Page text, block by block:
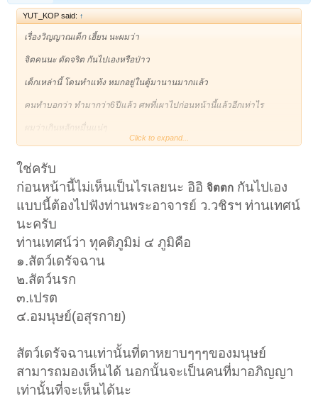
YUT_KOP said: ↑
เรื่องวิญญาณเด็ก เฮี้ยน นะผมว่า
จิตคนนะ ดัดจริต กันไปเองหรือป่าว
เด็กเหล่านี้ โดนทำแท้ง หมกอยู่ในตู้มานานมากแล้ว
คนทำบอกว่า ทำมากว่า6ปีแล้ว ศพที่เผาไปก่อนหน้านี้แล้วอีกเท่าไร
ผมว่าเกินหลักหมื่นแน่ๆ
แต่ว่า ความแตกสะก่อน
ก่อนจะมีข่าว ไม่เห็นจะมีใคร หรือ ผู้วิเศษคนไหนบอกเลยว่า เห็นวิญญาณ
เด็กจำนวนมากบริเวณตู้วัด
พอเป็นข่าวเท่านั้นแหละ เฮี้ยน มาได้ไง
เดียวก็มีคนนั้นเห็นบ้าง ชาวบ้านเห็นบ้าง ก่อนหน้านั้น ไม่เห็นกันเลย
หรอ...........
Click to expand...
ใช่ครับ
ก่อนหน้านี้ไม่เห็นเป็นไรเลยนะ อิอิจิตตก กันไปเอง
แบบนี้ต้องไปฟังท่านพระอาจารย์ ว.วชิรฯ ท่านเทศน์
นะครับ
ท่านเทศน์ว่า ทุคติภูมิม่ ๔ ภูมิคือ
๑.สัตว์เดรัจฉาน
๒.สัตว์นรก
๓.เปรต
๔.อมนุษย์(อสุรกาย)
สัตว์เดรัจฉานเท่านั้นที่ตาหยาบๆๆๆของมนุษย์
สามารถมองเห็นได้ นอกนั้นจะเป็นคนที่มาอภิญญา
เท่านั้นที่จะเห็นได้นะ